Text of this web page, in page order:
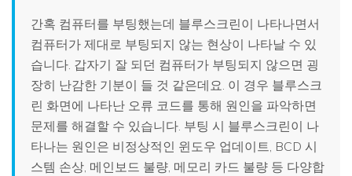
간혹 컴퓨터를 부팅했는데 블루스크린이 나타나면서
컴퓨터가 제대로 부팅되지 않는 현상이 나타날 수 있
습니다. 갑자기 잘 되던 컴퓨터가 부팅되지 않으면 굉
장히 난감한 기분이 들 것 같은데요. 이 경우 블루스크
린 화면에 나타난 오류 코드를 통해 원인을 파악하면
문제를 해결할 수 있습니다. 부팅 시 블루스크린이 나
타나는 원인은 비정상적인 윈도우 업데이트, BCD 시
스템 손상, 메인보드 불량, 메모리 카드 불량 등 다양합